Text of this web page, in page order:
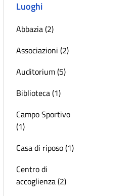
Luoghi
Abbazia (2)
Associazioni (2)
Auditorium (5)
Biblioteca (1)
Campo Sportivo
(1)
Casa di riposo (1)
Centro di
accoglienza (2)